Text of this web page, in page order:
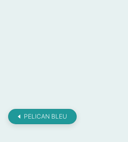
PELICAN BLEU